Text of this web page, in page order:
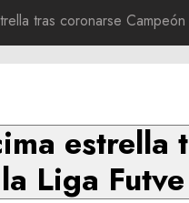
tras coronarse
estrella
la Liga Futve